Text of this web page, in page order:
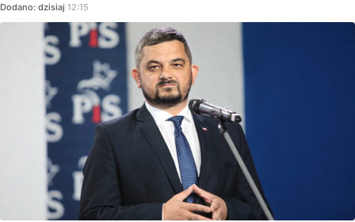
Dodano: dzisiaj 12:15